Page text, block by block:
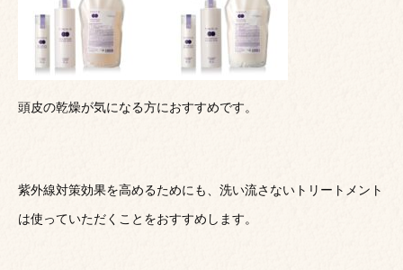
頭皮の乾燥が気になる方におすすめです。
紫外線対策効果を高めるためにも、洗い流さないトリートメント
は使っていただくことをおすすめします。